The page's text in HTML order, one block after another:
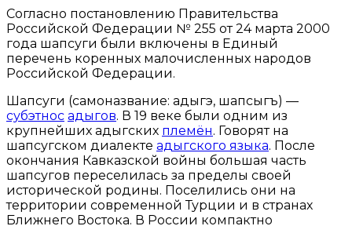
Согласно постановлению Правительства
Российской Федерации № 255 от 24 марта 2000
года шапсуги были включены в Единый
перечень коренных малочисленных народов
Российской Федерации.
Шапсуги (самоназвание: адыгэ, шапсыгъ) —
субэтнос адыгов. В 19 веке были одним из
крупнейших адыгских племён. Говорят на
шапсугском диалекте адыгского языка. После
окончания Кавказской войны большая часть
шапсугов переселилась за пределы своей
исторической родины. Поселились они на
территории современной Турции и в странах
Ближнего Востока. В России компактно